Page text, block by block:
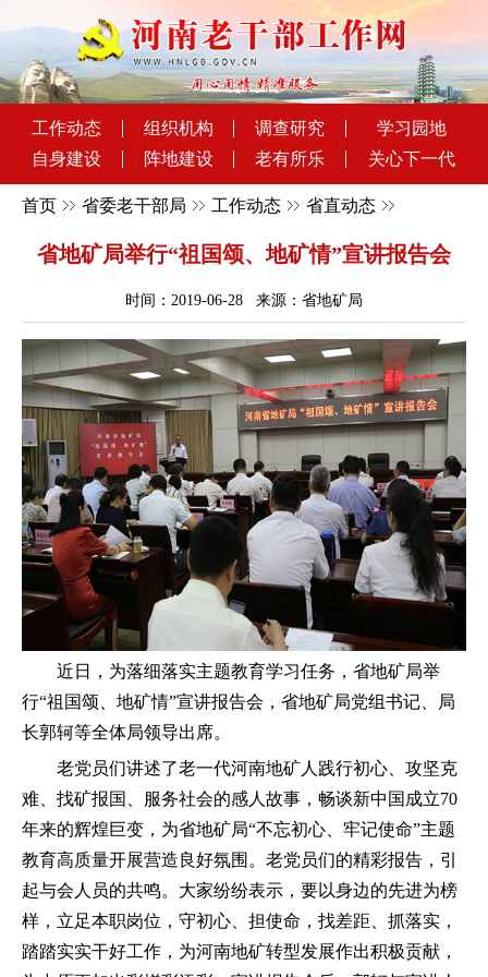
工作动态 组织机构 调查研究
学习园地
自身建设
阵地建设 老有所乐 关心下一代
首页 省委老干部局 工作动态 省直动态
省地矿局举行“祖国颂、地矿情”宣讲报告会
时间：2019-06-28 来源：省地矿局
近日，为落细落实主题教育学习任务，省地矿局举
行“祖国颂、地矿情”宣讲报告会，省地矿局党组书记、局
长郭轲等全体局领导出席。
老党员们讲述了老一代河南地矿人践行初心、攻坚克
难、找矿报国、服务社会的感人故事，畅谈新中国成立70
年来的辉煌巨变，为省地矿局“不忘初心、牢记使命”主题
教育高质量开展营造良好氛围。 老党员们的精彩报告，引
起与会人员的共鸣。大家纷纷表示，要以身边的先进为榜
样，立足本职岗位，守初心、担使命，找差距、抓落实，
踏踏实实干好工作，为河南地矿转型发展作出积极贡献，